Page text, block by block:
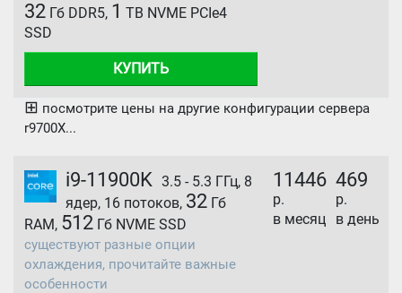
32 Гб DDR5, 1 TB NVME PCIe4
SSD
КУПИТЬ
⊞ посмотрите цены на другие конфигурации сервера
r9700X...
i9-11900K 3.5 - 5.3 ГГц, 8
ядер, 16 потоков, 32 Гб
RAM, 512 Гб NVME SSD
существуют разные опции
охлаждения, прочитайте важные
особенности
11446
р.
в месяц
469
р.
в день